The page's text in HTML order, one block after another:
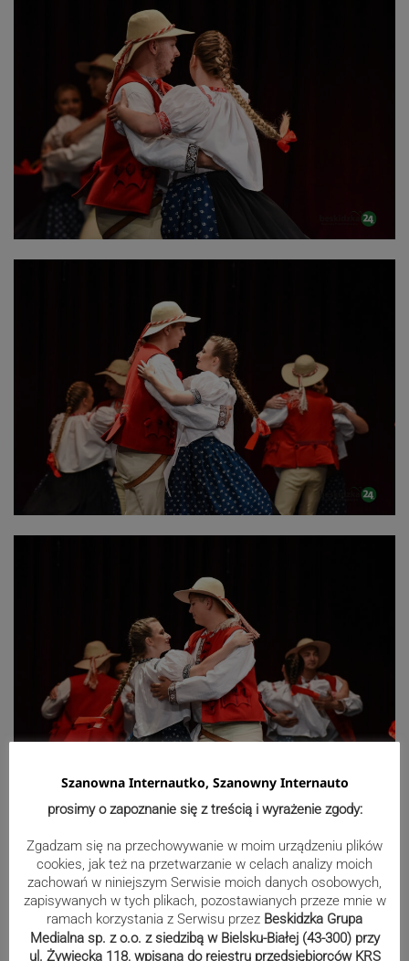
Szanowna Internautko, Szanowny Internauto
prosimy o zapoznanie się z treścią i wyrażenie zgody:
Zgadzam się na przechowywanie w moim urządzeniu plików
cookies, jak też na przetwarzanie w celach analizy moich
zachowań w niniejszym Serwisie moich danych osobowych,
zapisywanych w tych plikach, pozostawianych przeze mnie w
ramach korzystania z Serwisu przez Beskidzka Grupa
Medialna sp. z o.o. z siedzibą w Bielsku-Białej (43-300) przy
ul. Żywiecka 118, wpisana do rejestru przedsiębiorców KRS